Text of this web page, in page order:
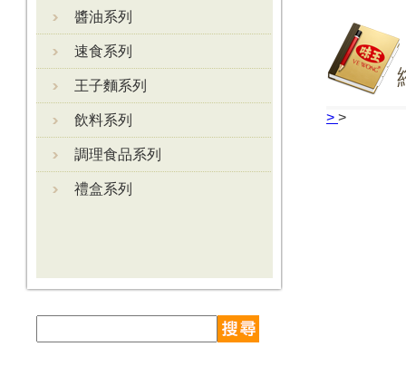
醬油系列
速食系列
王子麵系列
飲料系列
調理食品系列
禮盒系列
> >